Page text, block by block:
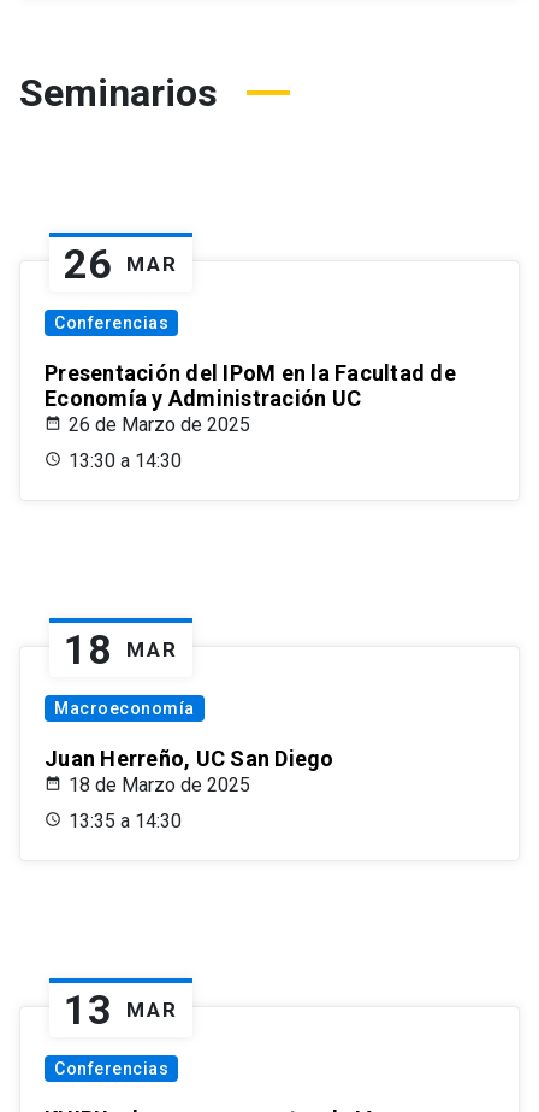
Seminarios
26 MAR
Conferencias
Presentación del IPoM en la Facultad de
Economía y Administración UC
26 de Marzo de 2025
13:30 a 14:30
18 MAR
Macroeconomía
Juan Herreño, UC San Diego
18 de Marzo de 2025
13:35 a 14:30
13 MAR
Conferencias